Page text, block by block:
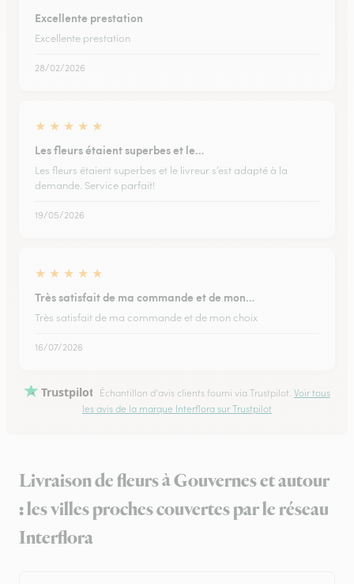
Excellente prestation
Excellente prestation
28/02/2026
★ ★ ★ ★ ★
Les fleurs étaient superbes et le…
Les fleurs étaient superbes et le livreur s’est adapté à la
demande. Service parfait!
19/05/2026
★ ★ ★ ★ ★
Très satisfait de ma commande et de mon…
Très satisfait de ma commande et de mon choix
16/07/2026
Trustpilot Échantillon d'avis clients fourni via Trustpilot. Voir tous
les avis de la marque Interflora sur Trustpilot
Livraison de fleurs à Gouvernes et autour
: les villes proches couvertes par le réseau
Interflora